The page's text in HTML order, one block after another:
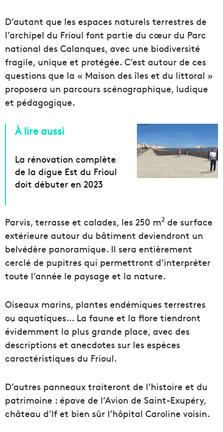
D’autant que les espaces naturels terrestres de
l’archipel du Frioul font partie du cœur du Parc
national des Calanques, avec une biodiversité
fragile, unique et protégée. C’est autour de ces
questions que la « Maison des îles et du littoral »
proposera un parcours scénographique, ludique
et pédagogique.
À lire aussi
La rénovation complète
de la digue Est du Frioul
doit débuter en 2023
Parvis, terrasse et calades, les 250 m2 de surface
extérieure autour du bâtiment deviendront un
belvédère panoramique. Il sera entièrement
cerclé de pupitres qui permettront d’interpréter
toute l’année le paysage et la nature.
Oiseaux marins, plantes endémiques terrestres
ou aquatiques… La faune et la flore tiendront
évidemment la plus grande place, avec des
descriptions et anecdotes sur les espèces
caractéristiques du Frioul.
D’autres panneaux traiteront de l’histoire et du
patrimoine : épave de l’Avion de Saint-Exupéry,
château d’If et bien sûr l’hôpital Caroline voisin.